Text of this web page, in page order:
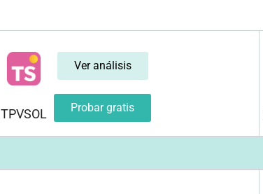
TPVSOL
Ver análisis
Probar gratis